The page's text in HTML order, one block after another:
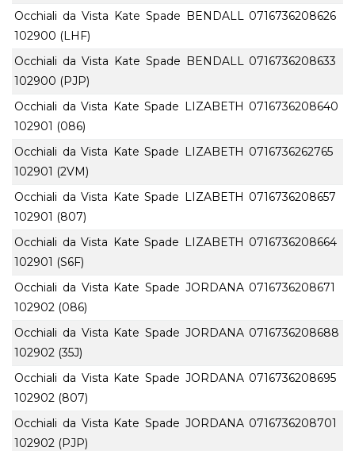
Occhiali da Vista Kate Spade BENDALL
102900 (LHF)
0716736208626
Occhiali da Vista Kate Spade BENDALL
102900 (PJP)
0716736208633
Occhiali da Vista Kate Spade LIZABETH
102901 (086)
0716736208640
Occhiali da Vista Kate Spade LIZABETH
102901 (2VM)
0716736262765
Occhiali da Vista Kate Spade LIZABETH
102901 (807)
0716736208657
Occhiali da Vista Kate Spade LIZABETH
102901 (S6F)
0716736208664
Occhiali da Vista Kate Spade JORDANA
102902 (086)
0716736208671
Occhiali da Vista Kate Spade JORDANA
102902 (35J)
0716736208688
Occhiali da Vista Kate Spade JORDANA
102902 (807)
0716736208695
Occhiali da Vista Kate Spade JORDANA
102902 (PJP)
0716736208701